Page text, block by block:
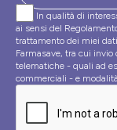
In qualità di
ai sensi del
trattamento dei miei
Farmasave, tra cui
telematiche - quali ad
commerciali - e